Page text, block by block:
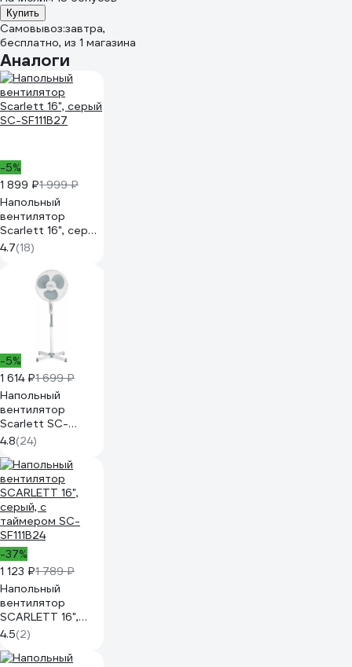
Купить
Самовывоз:завтра,
бесплатно, из 1 магазина
Аналоги
-5%
1 899 ₽1 999 ₽
Напольный
вентилятор
Scarlett 16", серый
SC-SF111B27
4.7(18)
-5%
1 614 ₽1 699 ₽
Напольный
вентилятор
Scarlett SC-
SF111B20
4.8(24)
-37%
1 123 ₽1 789 ₽
Напольный
вентилятор
SCARLETT 16",
серый, с
таймером SC-
SF111B24
4.5(2)